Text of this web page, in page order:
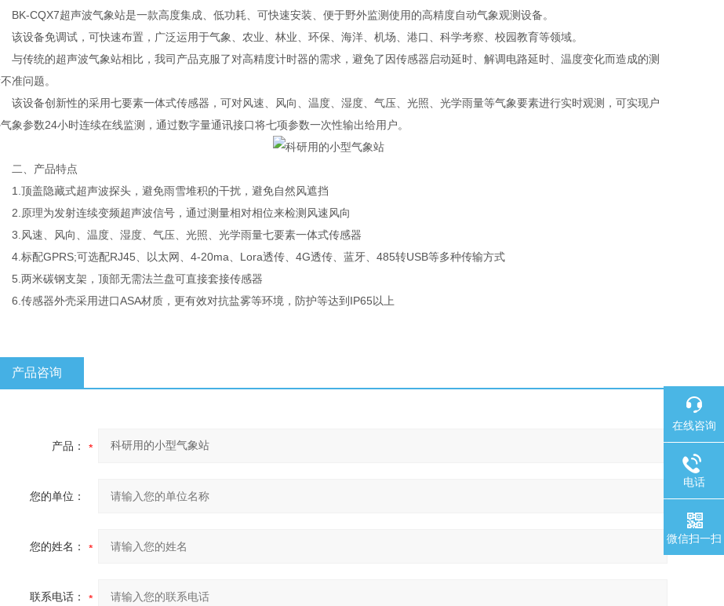
CQX7超声波气象站是一款高度集成、低功耗、可快速安装、便于野外监测使用的高精度自动气象观测设备。
设备免调试，可快速布置，广泛运用于气象、农业、林业、环保、海洋、机场、港口、科学考察、校园教育等领域。
传统的超声波气象站相比，我司产品克服了对高精度计时器的需求，避免了因传感器启动延时、解调电路延时、温度变化而造成的测
准问题。
设备创新性的采用七要素一体式传感器，可对风速、风向、温度、湿度、气压、光照、光学雨量等气象要素进行实时观测，可实现户
象参数24小时连续在线监测，通过数字量通讯接口将七项参数一次性输出给用户。
、产品特点
顶盖隐藏式超声波探头，避免雨雪堆积的干扰，避免自然风遮挡
原理为发射连续变频超声波信号，通过测量相对相位来检测风速风向
风速、风向、温度、湿度、气压、光照、光学雨量七要素一体式传感器
标配GPRS;可选配RJ45、以太网、4-20ma、Lora透传、4G透传、蓝牙、485转USB等多种传输方式
两米碳钢支架，顶部无需法兰盘可直接套接传感器
传感器外壳采用进口ASA材质，更有效对抗盐雾等环境，防护等达到IP65以上
产品咨询
产品：
您的单位：
您的姓名：
联系电话：
在线咨询
电话
微信扫一扫